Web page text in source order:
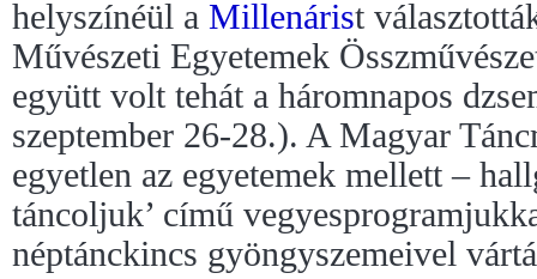
helyszínéül a Millenárist
Művészeti Egyetemek
együtt volt tehát a háromnapos
szeptember 26-28.). A Magyar
egyetlen az egyetemek mellett –
táncoljuk’ című
néptánckincs gyöngyszemeivel